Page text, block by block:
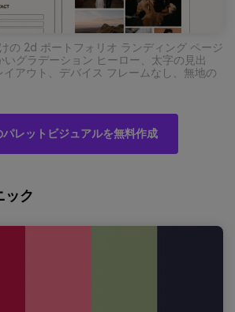
の 2d ポートフォリオ ランディング ページ
いグラデーション ヒーロー、太字の見出
イアウト、デバイス フレームなし、無地の
レットビジュアルを無料作成
ック